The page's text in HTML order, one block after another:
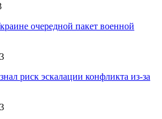
очередной пакет военной
риск эскалации конфликта из-за